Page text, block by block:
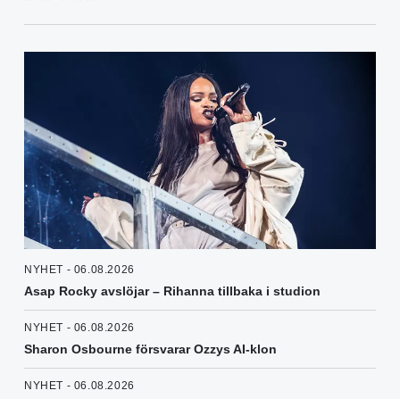
NYHET - 06.08.2026
Asap Rocky avslöjar – Rihanna tillbaka i studion
NYHET - 06.08.2026
Sharon Osbourne försvarar Ozzys AI-klon
NYHET - 06.08.2026